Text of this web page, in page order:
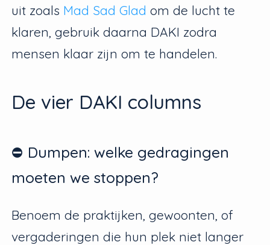
uit zoals Mad Sad Glad om de lucht te
klaren, gebruik daarna DAKI zodra
mensen klaar zijn om te handelen.
De vier DAKI columns
⛔️ Dumpen: welke gedragingen
moeten we stoppen?
Benoem de praktijken, gewoonten, of
vergaderingen die hun plek niet langer